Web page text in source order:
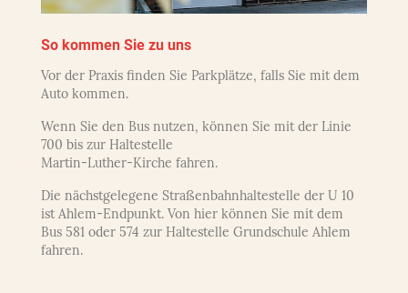
So kommen Sie zu uns
Vor der Praxis finden Sie Parkplätze, falls Sie mit dem
Auto kommen.
Wenn Sie den Bus nutzen, können Sie mit der Linie
700 bis zur Haltestelle
Martin-Luther-Kirche fahren.
Die nächstgelegene Straßenbahnhaltestelle der U 10
ist Ahlem-Endpunkt. Von hier können Sie mit dem
Bus 581 oder 574 zur Haltestelle Grundschule Ahlem
fahren.